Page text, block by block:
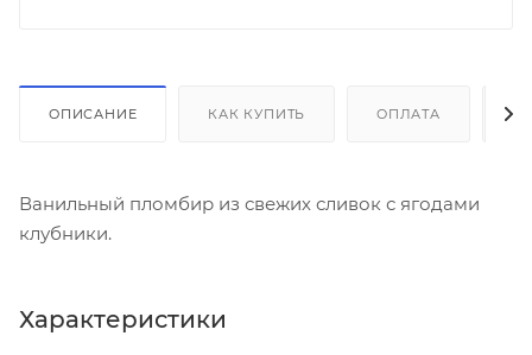
ОПИСАНИЕ КАК КУПИТЬ ОПЛАТА
Ванильный пломбир из свежих сливок с ягодами
клубники.
Характеристики